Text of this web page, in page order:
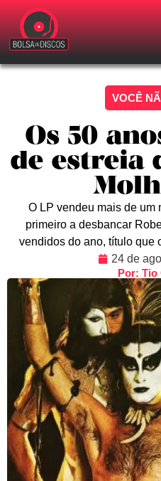
VOCÊ
Os 50
de estreia
O LP vendeu mais de um
primeiro a desbancar
vendidos do ano, título que
24 de
Por: Tio